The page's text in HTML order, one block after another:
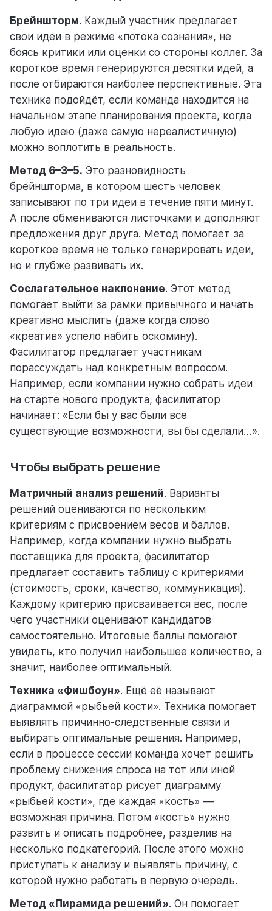
Брейншторм. Каждый участник предлагает
свои идеи в режиме «потока сознания», не
боясь критики или оценки со стороны коллег. За
короткое время генерируются десятки идей, а
после отбираются наиболее перспективные. Эта
техника подойдёт, если команда находится на
начальном этапе планирования проекта, когда
любую идею (даже самую нереалистичную)
можно воплотить в реальность.
Метод 6–3–5. Это разновидность
брейншторма, в котором шесть человек
записывают по три идеи в течение пяти минут.
А после обмениваются листочками и дополняют
предложения друг друга. Метод помогает за
короткое время не только генерировать идеи,
но и глубже развивать их.
Сослагательное наклонение. Этот метод
помогает выйти за рамки привычного и начать
креативно мыслить (даже когда слово
«креатив» успело набить оскомину).
Фасилитатор предлагает участникам
порассуждать над конкретным вопросом.
Например, если компании нужно собрать идеи
на старте нового продукта, фасилитатор
начинает: «Если бы у вас были все
существующие возможности, вы бы сделали…».
Чтобы выбрать решение
Матричный анализ решений. Варианты
решений оцениваются по нескольким
критериям с присвоением весов и баллов.
Например, когда компании нужно выбрать
поставщика для проекта, фасилитатор
предлагает составить таблицу с критериями
(стоимость, сроки, качество, коммуникация).
Каждому критерию присваивается вес, после
чего участники оценивают кандидатов
самостоятельно. Итоговые баллы помогают
увидеть, кто получил наибольшее количество, а
значит, наиболее оптимальный.
Техника «Фишбоун». Ещё её называют
диаграммой «рыбьей кости». Техника помогает
выявлять причинно-следственные связи и
выбирать оптимальные решения. Например,
если в процессе сессии команда хочет решить
проблему снижения спроса на тот или иной
продукт, фасилитатор рисует диаграмму
«рыбьей кости», где каждая «кость» ––
возможная причина. Потом «кость» нужно
развить и описать подробнее, разделив на
несколько подкатегорий. После этого можно
приступать к анализу и выявлять причину, с
которой нужно работать в первую очередь.
Метод «Пирамида решений». Он помогает